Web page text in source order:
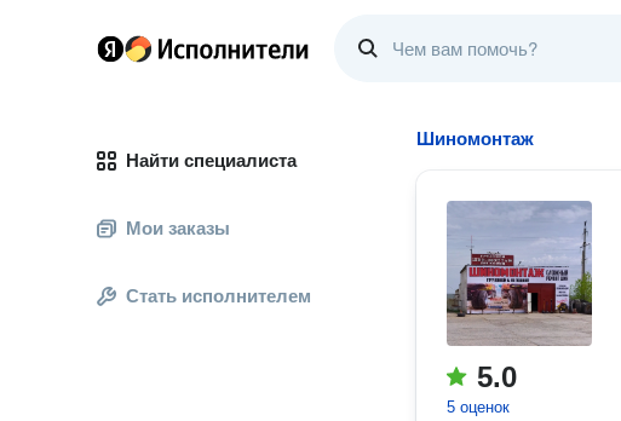
Найти специалиста
Мои заказы
Стать исполнителем
Шиномонтаж
5.0
5 оценок